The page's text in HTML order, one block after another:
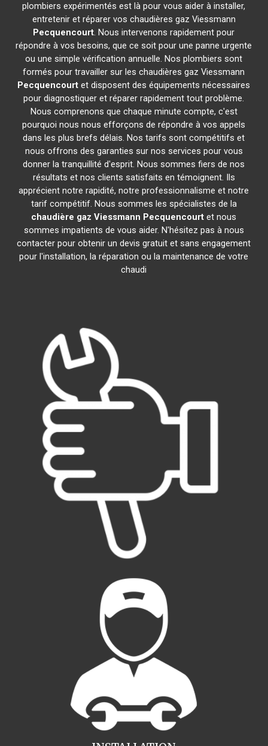
plombiers expérimentés est là pour vous aider à installer,
entretenir et réparer vos chaudières gaz Viessmann
Pecquencourt. Nous intervenons rapidement pour
répondre à vos besoins, que ce soit pour une panne urgente
ou une simple vérification annuelle. Nos plombiers sont
formés pour travailler sur les chaudières gaz Viessmann
Pecquencourt et disposent des équipements nécessaires
pour diagnostiquer et réparer rapidement tout problème.
Nous comprenons que chaque minute compte, c'est
pourquoi nous nous efforçons de répondre à vos appels
dans les plus brefs délais. Nos tarifs sont compétitifs et
nous offrons des garanties sur nos services pour vous
donner la tranquillité d'esprit. Nous sommes fiers de nos
résultats et nos clients satisfaits en témoignent. Ils
apprécient notre rapidité, notre professionnalisme et notre
tarif compétitif. Nous sommes les spécialistes de la
chaudière gaz Viessmann Pecquencourt et nous
sommes impatients de vous aider. N'hésitez pas à nous
contacter pour obtenir un devis gratuit et sans engagement
pour l'installation, la réparation ou la maintenance de votre
chaudi